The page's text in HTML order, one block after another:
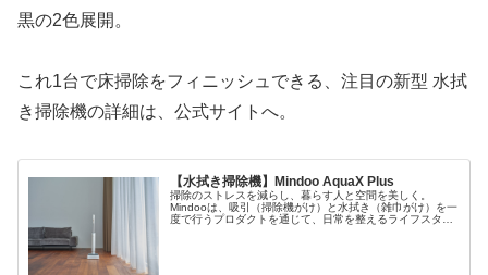
黒の2色展開。
これ1台で床掃除をフィニッシュできる、注目の新型 水拭
き掃除機の詳細は、公式サイトへ。
【水拭き掃除機】Mindoo AquaX Plus
掃除のストレスを減らし、暮らす人と空間を美しく。
Mindooは、吸引（掃除機がけ）と水拭き（雑巾がけ）を一
度で行うプロダクトを通じて、日常を整えるライフスタイ